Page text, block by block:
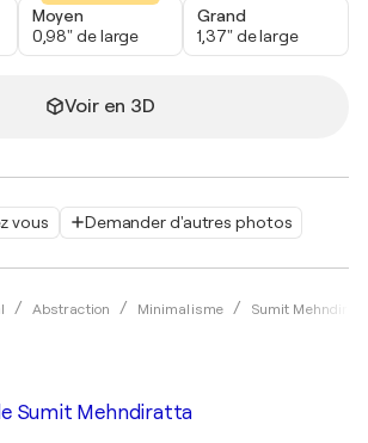
vous Demander d'autres photos
Abstraction Minimalisme Sumit
Moyen
0,98" de large
Grand
1,37" de large
Voir en 3D
Sumit Mehndiratta